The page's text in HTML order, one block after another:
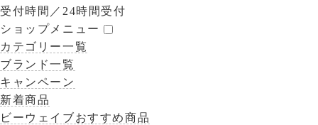
受付時間／ 24時間受付
ショップメニュー
カテゴリー一覧
ブランド一覧
キャンペーン
新着商品
ビーウェイブおすすめ商品